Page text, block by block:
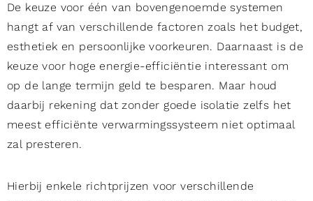
De keuze voor één van bovengenoemde systemen
hangt af van verschillende factoren zoals het budget,
esthetiek en persoonlijke voorkeuren. Daarnaast is de
keuze voor hoge energie-efficiëntie interessant om
op de lange termijn geld te besparen. Maar houd
daarbij rekening dat zonder goede isolatie zelfs het
meest efficiënte verwarmingssysteem niet optimaal
zal presteren.
Hierbij enkele richtprijzen voor verschillende